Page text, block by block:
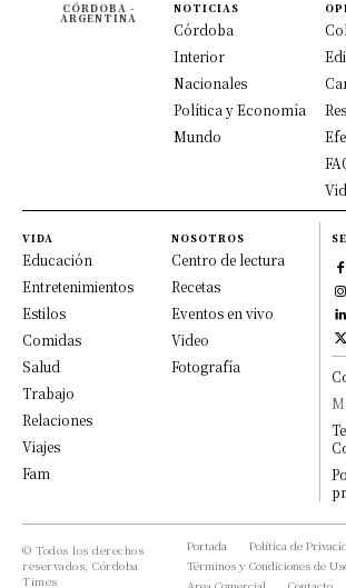
CÓRDOBA -
ARGENTINA
NOTICIAS
Córdoba
Interior
Nacionales
Política y Economía
Mundo
VIDA
Educación
Entretenimientos
Estilos
Comidas
Salud
Trabajo
Relaciones
Viajes
Fam
NOSOTROS
Centro de lectura
Recetas
Eventos en vivo
Video
Fotografía
© Todos los derechos
reservados, Córdoba
Times
Portada
Política de
Términos y Condiciones de